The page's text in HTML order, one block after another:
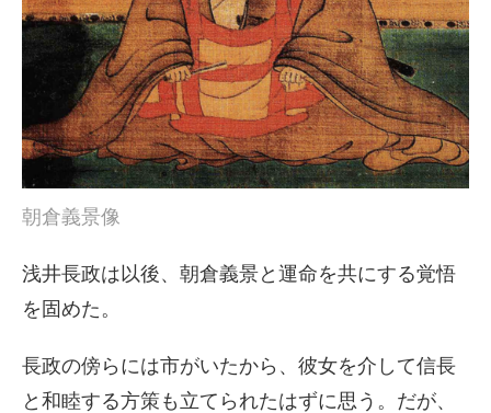
朝倉義景像
浅井長政は以後、朝倉義景と運命を共にする覚悟
を固めた。
長政の傍らには市がいたから、彼女を介して信長
と和睦する方策も立てられたはずに思う。だが、